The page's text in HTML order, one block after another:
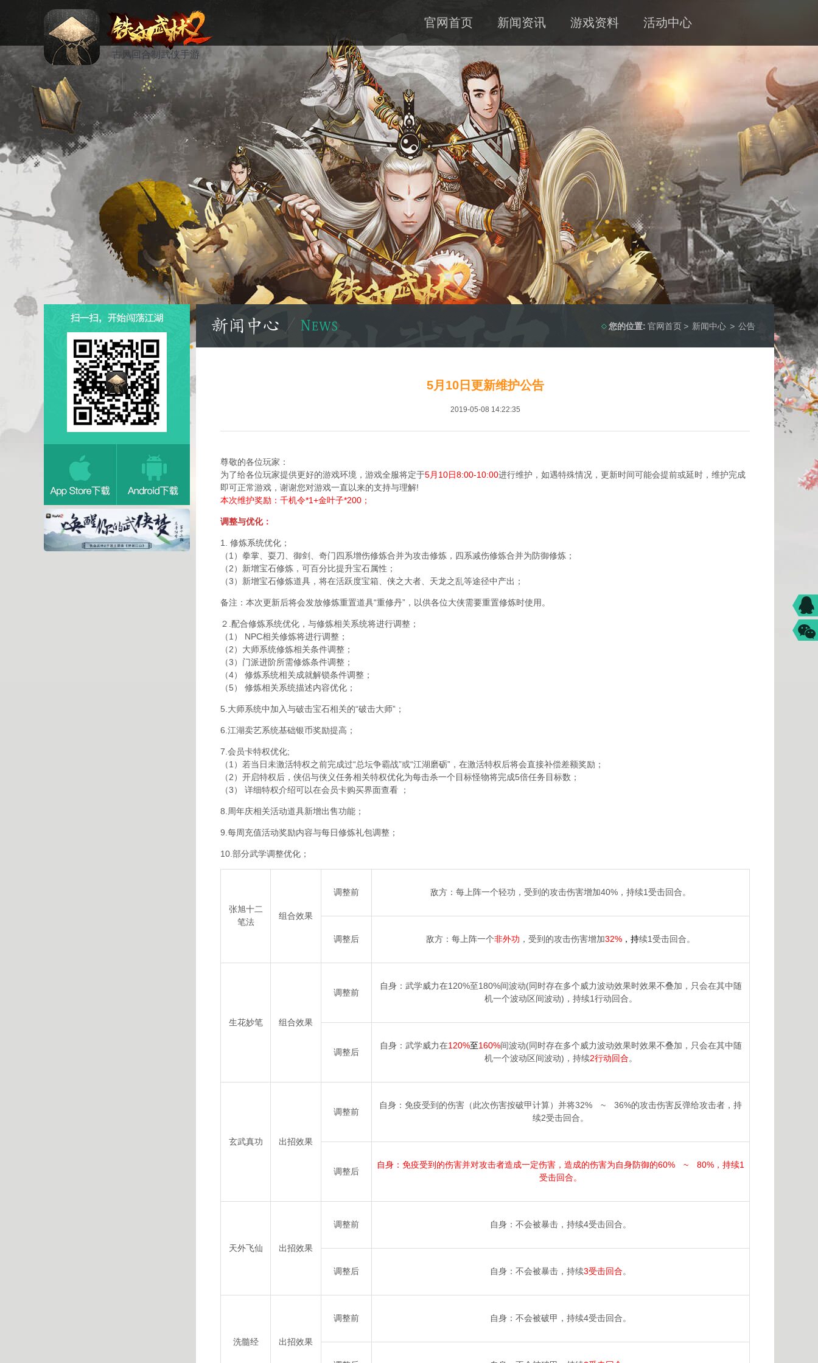
古风回合制武侠手游
官网首页 新闻资讯 游戏资料 活动中心
您的位置: 官网首页> 新闻中心 > 公告
5月10日更新维护公告
2019-05-08 14:22:35
尊敬的各位玩家：
为了给各位玩家提供更好的游戏环境，游戏全服将定于5月10日8:00-10:00进行维护，如遇特殊情况，更新时间可能会提前或延时，维护完成
即可正常游戏，谢谢您对游戏一直以来的支持与理解!
本次维护奖励：千机令*1+金叶子*200；
调整与优化：
1. 修炼系统优化；
（1）拳掌、耍刀、御剑、奇门四系增伤修炼合并为攻击修炼，四系减伤修炼合并为防御修炼；
（2）新增宝石修炼，可百分比提升宝石属性；
（3）新增宝石修炼道具，将在活跃度宝箱、侠之大者、天龙之乱等途径中产出；
备注：本次更新后将会发放修炼重置道具“重修丹”，以供各位大侠需要重置修炼时使用。
２.配合修炼系统优化，与修炼相关系统将进行调整；
（1） NPC相关修炼将进行调整；
（2）大师系统修炼相关条件调整；
（3）门派进阶所需修炼条件调整；
（4） 修炼系统相关成就解锁条件调整；
（5） 修炼相关系统描述内容优化；
5.大师系统中加入与破击宝石相关的“破击大师”；
6.江湖卖艺系统基础银币奖励提高；
7.会员卡特权优化;
（1）若当日未激活特权之前完成过“总坛争霸战”或“江湖磨砺”，在激活特权后将会直接补偿差额奖励；
（2）开启特权后，侠侣与侠义任务相关特权优化为每击杀一个目标怪物将完成5倍任务目标数；
（3） 详细特权介绍可以在会员卡购买界面查看 ；
8.周年庆相关活动道具新增出售功能；
9.每周充值活动奖励内容与每日修炼礼包调整；
10.部分武学调整优化；
张旭十二
笔法
组合效果
调整前 敌方：每上阵一个轻功，受到的攻击伤害增加40%，持续1受击回合。
调整后 敌方：每上阵一个非外功 ，受到的攻击伤害增加32% ，持续1受击回合。
生花妙笔 组合效果
调整前
自身：武学威力在120%至180%间波动(同时存在多个威力波动效果时效果不叠加，只会在其中随
机一个波动区间波动)，持续1行动回合。
调整后
自身：武学威力在120%至160%间波动(同时存在多个威力波动效果时效果不叠加，只会在其中随
机一个波动区间波动)，持续2行动回合。
玄武真功 出招效果
调整前
自身：免疫受到的伤害（此次伤害按破甲计算）并将32% ~ 36%的攻击伤害反弹给攻击者，持
续2受击回合。
调整后
自身：免疫受到的伤害并对攻击者造成一定伤害，造成的伤害为自身防御的60% ~ 80%，持续1
受击回合。
天外飞仙 出招效果
调整前 自身：不会被暴击，持续4受击回合。
调整后 自身：不会被暴击，持续3受击回合。
洗髓经 出招效果
调整前 自身：不会被破甲，持续4受击回合。
资讯 公告
活动 资料 攻略
论坛 下载 客服